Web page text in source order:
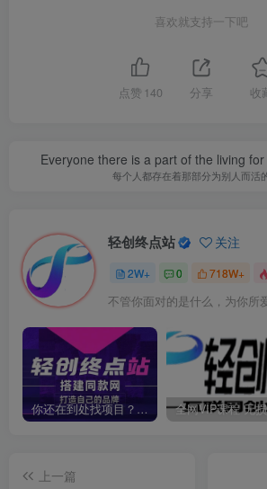
喜欢就支持一下吧
点赞 140 分享 收
Everyone there is a part of the living
每个人都存在着那部分为别人而活
轻创终点站 关注
2W+ 0 718W+
你还在到处找项目？还在当韭菜？我靠卖项目一个月收入5万+，曾经我也是个失败者。
上一篇